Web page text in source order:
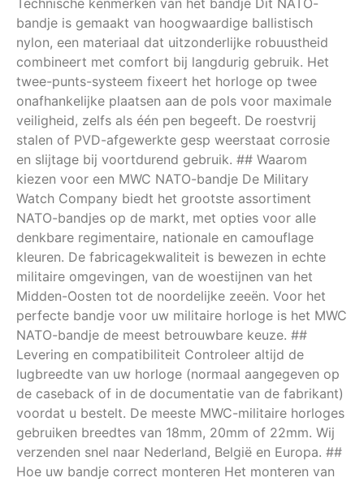
Technische kenmerken van het bandje Dit NATO-
bandje is gemaakt van hoogwaardige ballistisch
nylon, een materiaal dat uitzonderlijke robuustheid
combineert met comfort bij langdurig gebruik. Het
twee-punts-systeem fixeert het horloge op twee
onafhankelijke plaatsen aan de pols voor maximale
veiligheid, zelfs als één pen begeeft. De roestvrij
stalen of PVD-afgewerkte gesp weerstaat corrosie
en slijtage bij voortdurend gebruik. ## Waarom
kiezen voor een MWC NATO-bandje De Military
Watch Company biedt het grootste assortiment
NATO-bandjes op de markt, met opties voor alle
denkbare regimentaire, nationale en camouflage
kleuren. De fabricagekwaliteit is bewezen in echte
militaire omgevingen, van de woestijnen van het
Midden-Oosten tot de noordelijke zeeën. Voor het
perfecte bandje voor uw militaire horloge is het MWC
NATO-bandje de meest betrouwbare keuze. ##
Levering en compatibiliteit Controleer altijd de
lugbreedte van uw horloge (normaal aangegeven op
de caseback of in de documentatie van de fabrikant)
voordat u bestelt. De meeste MWC-militaire horloges
gebruiken breedtes van 18mm, 20mm of 22mm. Wij
verzenden snel naar Nederland, België en Europa. ##
Hoe uw bandje correct monteren Het monteren van